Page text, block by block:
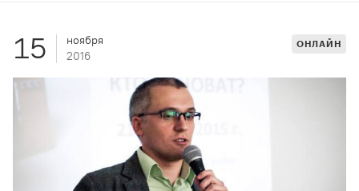
15
ноября
2016
ОНЛАЙН